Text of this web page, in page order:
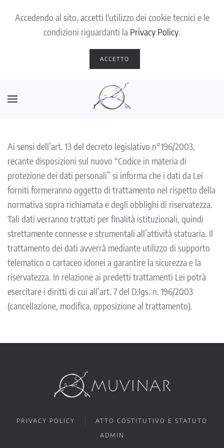
Accedendo al sito, accetti l'utilizzo dei cookie tecnici e le
condizioni riguardanti la Privacy Policy.
ACCETTO
Skip to main content
Ai sensi dell’art. 13 del decreto legislativo n°196/2003,
recante disposizioni sul nuovo “Codice in materia di
protezione dei dati personali” si informa che i dati da Lei
forniti formeranno oggetto di trattamento nel rispetto della
normativa sopra richiamata e degli obblighi di riservatezza.
Tali dati verranno trattati per finalità istituzionali, quindi
strettamente connesse e strumentali all’attività statuaria. Il
trattamento dei dati avverrà mediante utilizzo di supporto
telematico o cartaceo idonei a garantire la sicurezza e la
riservatezza. In relazione ai predetti trattamenti Lei potrà
esercitare i diritti di cui all’art. 7 del D.lgs. n. 196/2003
(cancellazione, modifica, opposizione al trattamento).
PRIVACY POLICY
ATTO COSTITUTIVO E STATUTO
ADMIN